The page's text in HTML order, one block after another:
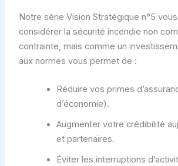
Notre série Vision Stratégique n°5
considérer la sécurité incendie non
contrainte, mais comme un
aux normes vous permet de :
Réduire vos primes
d’économie).
Augmenter votre crédibilité
et partenaires.
Éviter les interruptions